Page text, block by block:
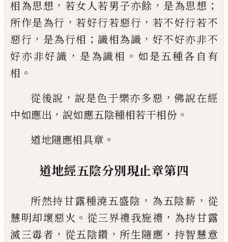
相為思想 ， 若女人若男子亦餘 ， 是為思想 ；
所作是為行 ，若好行若惡行 ， 若不好行若不
惡行 ， 是為行相 ； 識相為識 ， 好不好亦非不
好亦非好識 ， 是為識相 。 如是五種各自有
相 。
從後說 ， 說是色于樂亦多惡 ，佛說在經
中如應出 ， 說如應五陰種相若干相份 。
道地隨應相具章 。
道地經五陰分別現止章第四
所然持甘露種澆五盛陰 ， 為五陰薪 ， 從
慧明却壞惡火 。 從三界禮我施禮 ， 為持甘露
滅三毒者 ， 從五陰鑽 ， 所生隨應 ， 持智慧意